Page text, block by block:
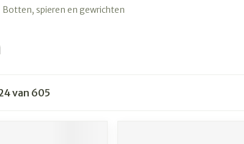
Botten, spieren en gewrichten
van 605